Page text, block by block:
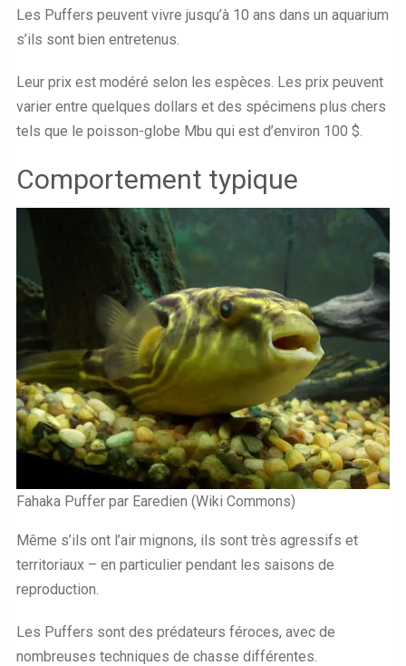
Les Puffers peuvent vivre jusqu’à 10 ans dans un aquarium
s’ils sont bien entretenus.
Leur prix est modéré selon les espèces. Les prix peuvent
varier entre quelques dollars et des spécimens plus chers
tels que le poisson-globe Mbu qui est d’environ 100 $.
Comportement typique
Fahaka Puffer par Earedien (Wiki Commons)
Même s’ils ont l’air mignons, ils sont très agressifs et
territoriaux – en particulier pendant les saisons de
reproduction.
Les Puffers sont des prédateurs féroces, avec de
nombreuses techniques de chasse différentes.